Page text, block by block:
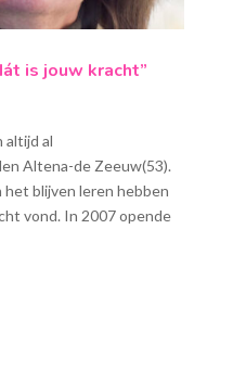
is jouw kracht”
altijd al
Altena-de Zeeuw(53).
blijven leren hebben
vond. In 2007 opende